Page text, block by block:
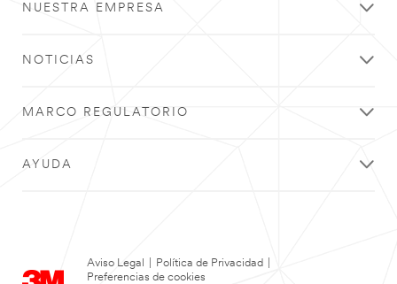
NUESTRA EMPRESA
NOTICIAS
MARCO REGULATORIO
AYUDA
Aviso Legal Política de Privacidad
Preferencias de cookies